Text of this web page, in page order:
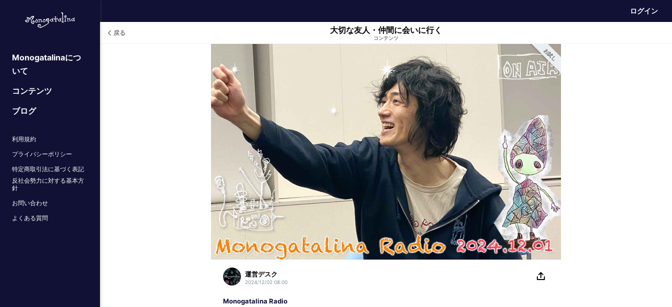
ログイン
Monogatalinaにつ
いて
コンテンツ
ブログ
利用規約
プライバシーポリシー
特定商取引法に基づく表記
反社会勢力に対する基本方
針
お問い合わせ
よくある質問
戻る 大切な友人・仲間に会いに行く
コンテンツ
お試し
運営デスク
2024/12/02 08:00
Monogatalina Radio